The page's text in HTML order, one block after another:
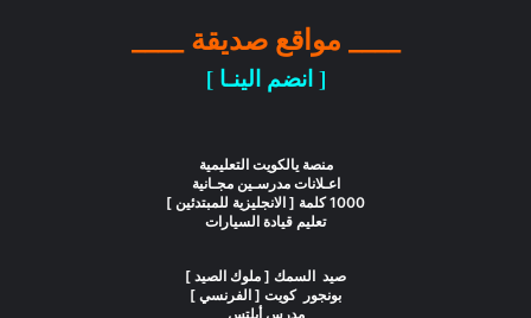
____ مواقع صديقة ____
[ انضم الينـا ]
منصة يالكويت التعليمية
اعـلانات مدرسـين مجـانية
1000 كلمة [ الانجليزية للمبتدئين ]
تعليم قيادة السيارات
صيد السمك [ ملوك الصيد ]
بونجور كويت [ الفرنسي ]
مدرس أيلتس